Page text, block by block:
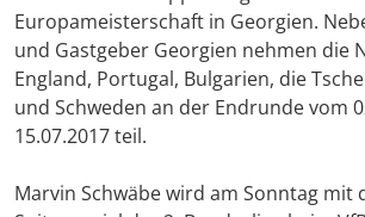
Europameisterschaft in Georgien.
und Gastgeber Georgien nehmen die
England, Portugal, Bulgarien, die
und Schweden an der Endrunde vom
15.07.2017 teil.
Marvin Schwäbe wird am Sonntag mit